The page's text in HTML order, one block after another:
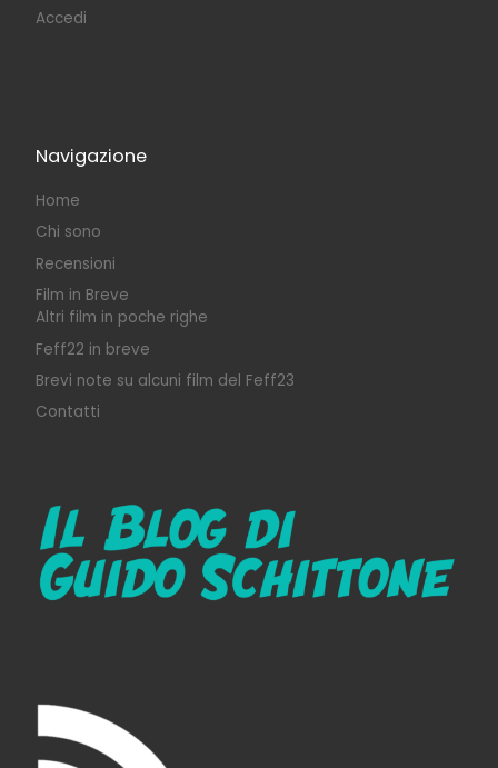
Accedi
Navigazione
Home
Chi sono
Recensioni
Film in Breve
Altri film in poche righe
Feff22 in breve
Brevi note su alcuni film del Feff23
Contatti